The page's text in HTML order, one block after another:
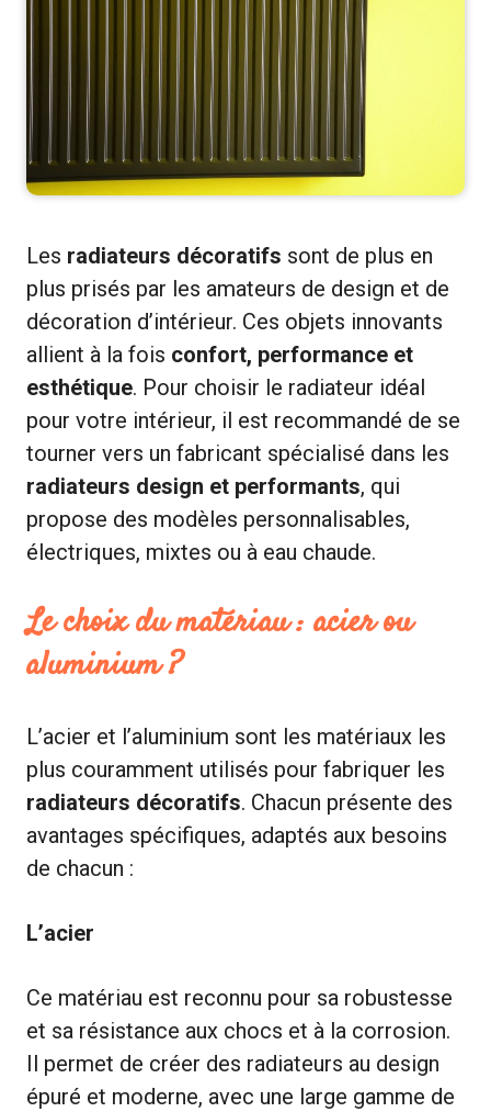
Les radiateurs décoratifs sont de plus en
plus prisés par les amateurs de design et de
décoration d’intérieur. Ces objets innovants
allient à la fois confort, performance et
esthétique. Pour choisir le radiateur idéal
pour votre intérieur, il est recommandé de se
tourner vers un fabricant spécialisé dans les
radiateurs design et performants, qui
propose des modèles personnalisables,
électriques, mixtes ou à eau chaude.
Le choix du matériau : acier ou
aluminium ?
L’acier et l’aluminium sont les matériaux les
plus couramment utilisés pour fabriquer les
radiateurs décoratifs. Chacun présente des
avantages spécifiques, adaptés aux besoins
de chacun :
L’acier
Ce matériau est reconnu pour sa robustesse
et sa résistance aux chocs et à la corrosion.
Il permet de créer des radiateurs au design
épuré et moderne, avec une large gamme de